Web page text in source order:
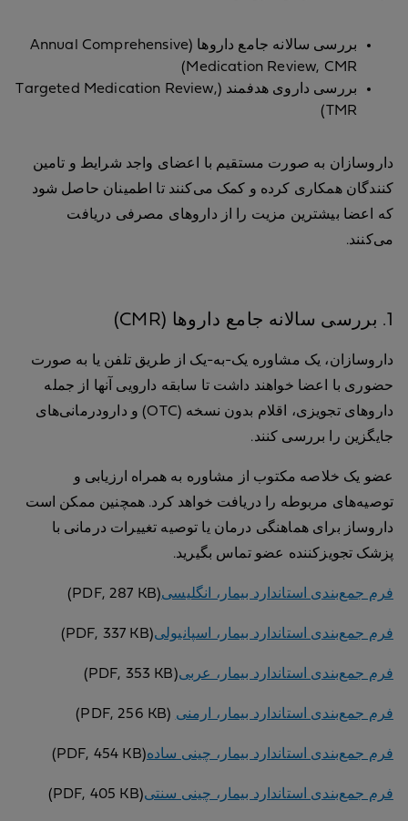
بررسی سالانه جامع داروها (Annual Comprehensive
Medication Review, CMR)
بررسی داروی هدفمند (Targeted Medication Review,
TMR)
داروسازان به صورت مستقیم با اعضای واجد شرایط و تامین
کنندگان همکاری کرده و کمک می‌کنند تا اطمینان حاصل شود
که اعضا بیشترین مزیت را از داروهای مصرفی دریافت
می‌کنند.
1. بررسی سالانه جامع داروها (CMR)
داروسازان، یک مشاوره یک-به-یک از طریق تلفن یا به صورت
حضوری با اعضا خواهند داشت تا سابقه دارویی آنها از جمله
داروهای تجویزی، اقلام بدون نسخه (OTC) و دارودرمانی‌های
جایگزین را بررسی کنند.
عضو یک خلاصه مکتوب از مشاوره به همراه ارزیابی و
توصیه‌های مربوطه را دریافت خواهد کرد. همچنین ممکن است
داروساز برای هماهنگی درمان یا توصیه تغییرات درمانی با
پزشک تجویزکننده عضو تماس بگیرید.
فرم جمع‌بندی استاندارد بیمار، انگلیسی(PDF, 287 KB)
فرم جمع‌بندی استاندارد بیمار، اسپانیولی(PDF, 337 KB)
فرم جمع‌بندی استاندارد بیمار، عربی(PDF, 353 KB)
فرم جمع‌بندی استاندارد بیمار، ارمنی (PDF, 256 KB)
فرم جمع‌بندی استاندارد بیمار، چینی ساده(PDF, 454 KB)
فرم جمع‌بندی استاندارد بیمار، چینی سنتی(PDF, 405 KB)